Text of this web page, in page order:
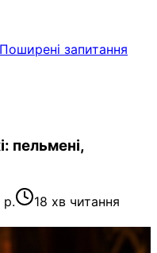
Поширені запитання
пельмені,
р.
18 хв читання